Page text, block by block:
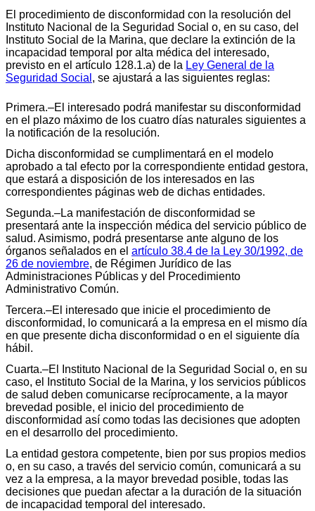
El procedimiento de disconformidad con la resolución del
Instituto Nacional de la Seguridad Social o, en su caso, del
Instituto Social de la Marina, que declare la extinción de la
incapacidad temporal por alta médica del interesado,
previsto en el artículo 128.1.a) de la Ley General de la
Seguridad Social , se ajustará a las siguientes reglas:
Primera.–El interesado podrá manifestar su disconformidad
en el plazo máximo de los cuatro días naturales siguientes a
la notificación de la resolución.
Dicha disconformidad se cumplimentará en el modelo
aprobado a tal efecto por la correspondiente entidad gestora,
que estará a disposición de los interesados en las
correspondientes páginas web de dichas entidades.
Segunda.–La manifestación de disconformidad se
presentará ante la inspección médica del servicio público de
salud. Asimismo, podrá presentarse ante alguno de los
órganos señalados en el artículo 38.4 de la Ley 30/1992, de
26 de noviembre, de Régimen Jurídico de las
Administraciones Públicas y del Procedimiento
Administrativo Común.
Tercera.–El interesado que inicie el procedimiento de
disconformidad, lo comunicará a la empresa en el mismo día
en que presente dicha disconformidad o en el siguiente día
hábil.
Cuarta.–El Instituto Nacional de la Seguridad Social o, en su
caso, el Instituto Social de la Marina, y los servicios públicos
de salud deben comunicarse recíprocamente, a la mayor
brevedad posible, el inicio del procedimiento de
disconformidad así como todas las decisiones que adopten
en el desarrollo del procedimiento.
La entidad gestora competente, bien por sus propios medios
o, en su caso, a través del servicio común, comunicará a su
vez a la empresa, a la mayor brevedad posible, todas las
decisiones que puedan afectar a la duración de la situación
de incapacidad temporal del interesado.